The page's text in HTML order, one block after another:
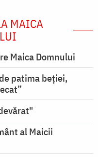
MAICA
Maica Domnului
patima beției,
al Maicii